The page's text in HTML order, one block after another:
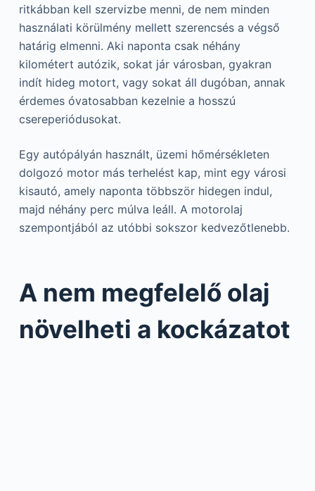
ritkábban kell szervizbe menni, de nem minden
használati körülmény mellett szerencsés a végső
határig elmenni. Aki naponta csak néhány
kilométert autózik, sokat jár városban, gyakran
indít hideg motort, vagy sokat áll dugóban, annak
érdemes óvatosabban kezelnie a hosszú
csereperiódusokat.
Egy autópályán használt, üzemi hőmérsékleten
dolgozó motor más terhelést kap, mint egy városi
kisautó, amely naponta többször hidegen indul,
majd néhány perc múlva leáll. A motorolaj
szempontjából az utóbbi sokszor kedvezőtlenebb.
A nem megfelelő olaj
növelheti a kockázatot